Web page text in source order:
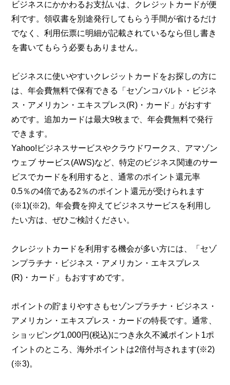
ビジネスにかかわるお支払いは、クレジットカードが便
利です。領収書を別途発行してもらう手間が省けるだけ
でなく、利用伝票に明細が記載されているなら但し書き
を書いてもらう必要もありません。
ビジネスに使いやすいクレジットカードをお探しの方に
は、年会費無料で保有できる「セゾンコバルト・ビジネ
ス・アメリカン・エキスプレス(R)・カード」がおすす
めです。追加カードは最大9枚まで、年会費無料で発行
できます。
Yahoo!ビジネスサービスやクラウドワークス、アマゾン
ウェブ サービス(AWS)など、特定のビジネス関連のサー
ビスでカードを利用すると、通常のポイント還元率
0.5％の4倍である2％のポイント還元が受けられます
(※1)(※2)。年会費を抑えてビジネスサービスを利用し
たい方は、ぜひご検討ください。
クレジットカードを利用する機会が多い方には、「セゾ
ンプラチナ・ビジネス・アメリカン・エキスプレス
(R)・カード」もおすすめです。
ポイントの貯まりやすさもセゾンプラチナ・ビジネス・
アメリカン・エキスプレス・カードの特長です。通常、
ショッピング1,000円(税込)につき永久不滅ポイント1ポ
イントのところ、海外ポイントは2倍付与されます(※2)
(※3)。